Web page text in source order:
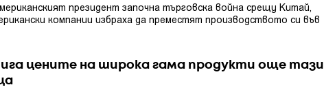
президент започна търговска война срещу Китай,
компании избраха да преместят производството си във
цените на широка гама продукти още тази